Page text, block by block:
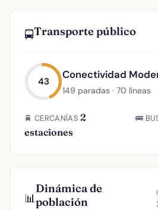
🚍Transporte público
43
Conectividad
149 paradas · 70 líneas
🚆 CERCANÍAS 2
estaciones
🚌
📊
Dinámica de
población